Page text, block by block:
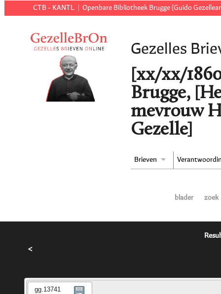
CTB - KANTL Openbare Bibliotheek Brugge (Guido
Gezelles
[xx/xx/
Brugge,
mevrouw
Gezelle]
Brieven
blader zoek
<
gg.13741